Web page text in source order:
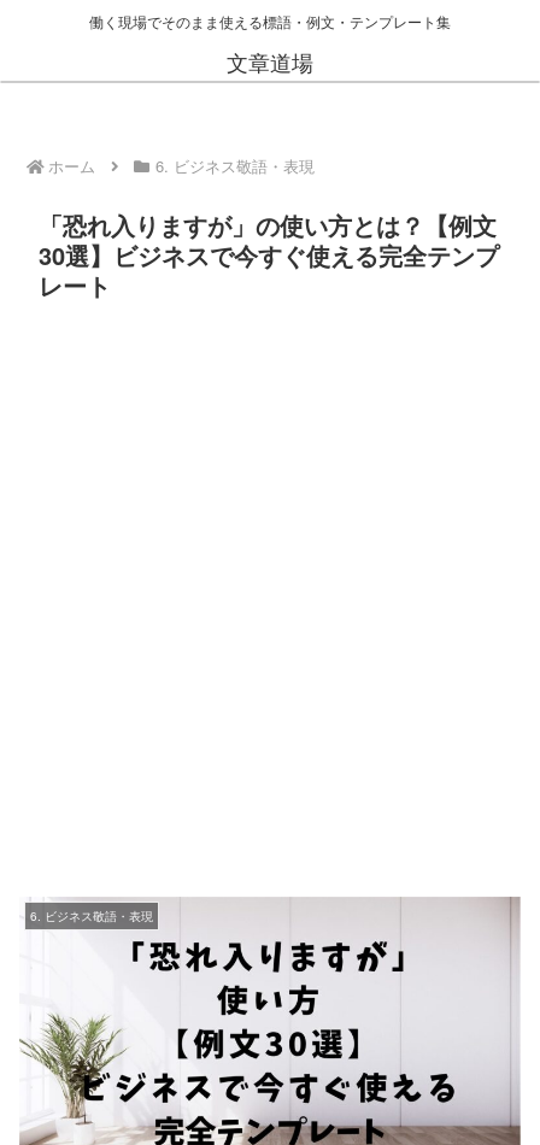
働く現場でそのまま使える標語・例文・テンプレート集
文章道場
ホーム 6. ビジネス敬語・表現
「恐れ入りますが」の使い方とは？【例文
30選】ビジネスで今すぐ使える完全テンプ
レート
6. ビジネス敬語・表現